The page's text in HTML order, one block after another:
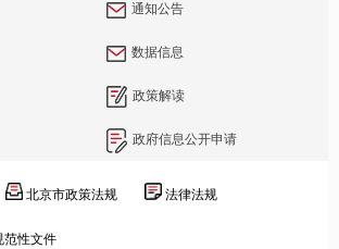
通知公告
数据信息
政策解读
政府信息公开申请
北京市政策法规 法律法规
范性文件